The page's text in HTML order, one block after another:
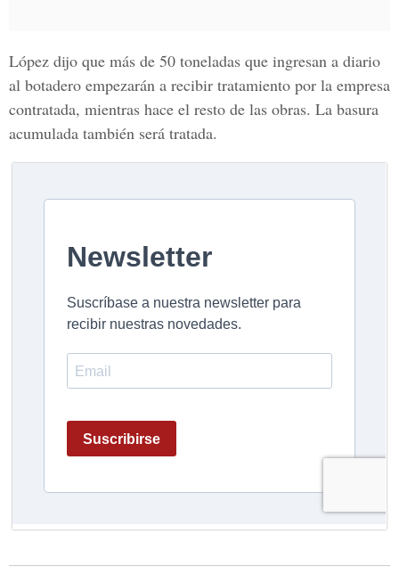
López dijo que más de 50 toneladas que ingresan a diario
al botadero empezarán a recibir tratamiento por la empresa
contratada, mientras hace el resto de las obras. La basura
acumulada también será tratada.